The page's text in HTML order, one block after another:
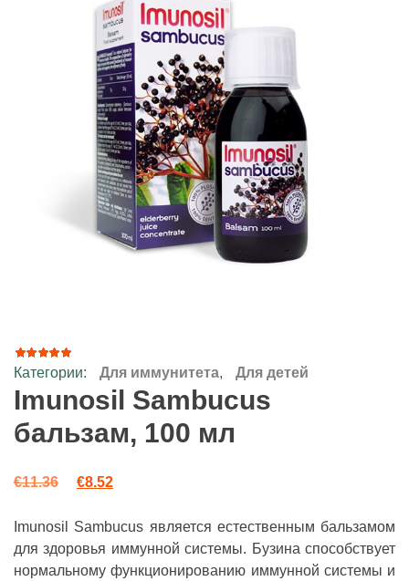
Рейтинг
4.64
5 на
основе
опроса
22
пользователей
Категории: Для иммунитета, Для детей
Imunosil Sambucus
бальзам, 100 мл
€11.36 Первоначальная цена составляла €11.36.
€8.52
Imunosil Sambucus является естественным бальзамом
для здоровья иммунной системы. Бузина способствует
нормальному функционированию иммунной системы и